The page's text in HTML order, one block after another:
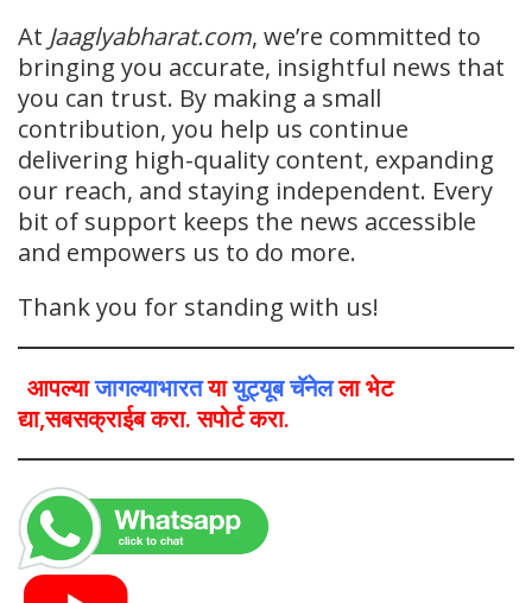
At Jaaglyabharat.com, we’re committed to
bringing you accurate, insightful news that
you can trust. By making a small
contribution, you help us continue
delivering high-quality content, expanding
our reach, and staying independent. Every
bit of support keeps the news accessible
and empowers us to do more.
Thank you for standing with us!
आपल्याजागल्याभारतयायुट्यूब चॅनेलला भेट
द्या,सबसक्राईब करा. सपोर्ट करा.